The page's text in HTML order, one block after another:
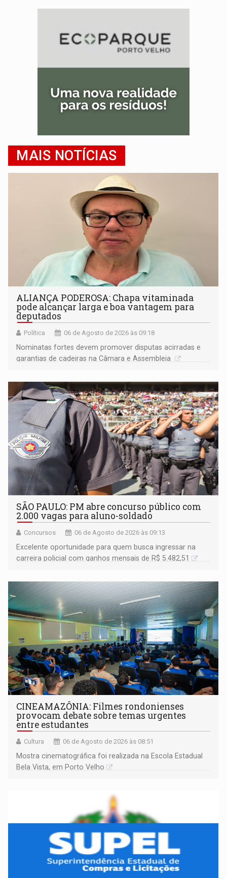
MAIS NOTÍCIAS
ALIANÇA PODEROSA: Chapa vitaminada
pode alcançar larga e boa vantagem para
deputados
Política 06 de Agosto de 2026 às 09:18
Nominatas fortes devem promover disputas acirradas e
garantias de cadeiras na Câmara e Assembleia
SÃO PAULO: PM abre concurso público com
2.000 vagas para aluno-soldado
Concursos 06 de Agosto de 2026 às 09:13
Excelente oportunidade para quem busca ingressar na
carreira policial com ganhos mensais de R$ 5.482,51
CINEAMAZÔNIA: Filmes rondonienses
provocam debate sobre temas urgentes
entre estudantes
Cultura 06 de Agosto de 2026 às 08:51
Mostra cinematográfica foi realizada na Escola Estadual
Bela Vista, em Porto Velho